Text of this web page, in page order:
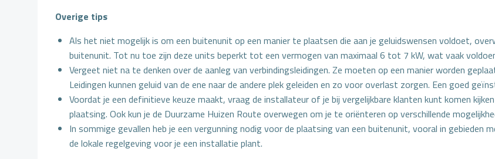
Overige tips
Als het niet mogelijk is om een buitenunit op een manier te plaatsen die aan je geluidswensen voldoet,
buitenunit. Tot nu toe zijn deze units beperkt tot een vermogen van maximaal 6 tot 7 kW, wat vaak
Vergeet niet na te denken over de aanleg van verbindingsleidingen. Ze moeten op een manier worden
Leidingen kunnen geluid van de ene naar de andere plek geleiden en zo voor overlast zorgen. Een goed
Voordat je een definitieve keuze maakt, vraag de installateur of je bij vergelijkbare klanten kunt komen
plaatsing. Ook kun je de Duurzame Huizen Route overwegen om je te oriënteren op verschillende
In sommige gevallen heb je een vergunning nodig voor de plaatsing van een buitenunit, vooral in
de lokale regelgeving voor je een installatie plant.